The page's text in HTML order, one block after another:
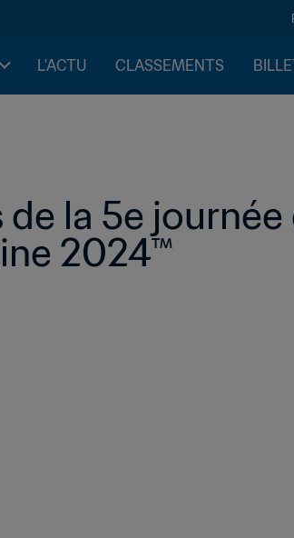
L'ACTU CLASSEMENTS
la 5e journée
2024™